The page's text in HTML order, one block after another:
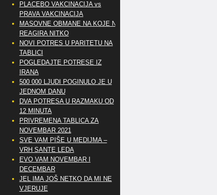
PLACEBO VAKCINACIJA vs
PRAVA VAKCINACIJA
MASOVNE OBMANE NA KOJE NE
REAGIRA NITKO
NOVI POTRES U PARITETU NA
TABLICI
POGLEDAJTE POTRESE IZ
IRANA
500 000 LJUDI POGINULO JE U
JEDNOM DANU
DVA POTRESA U RAZMAKU OD
12 MINUTA
PRIVREMENA TABLICA ZA
NOVEMBAR 2021
SVE VAM PIŠE U MEDIJMA –
VRH SANTE LEDA
EVO VAM NOVEMBAR I
DECEMBAR
JEL IMA JOŠ NETKO DA MI NE
VJERUJE